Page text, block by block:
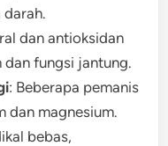
dan antioksidan
dan fungsi jantung.
: Beberapa pemanis
dan magnesium.
bebas,